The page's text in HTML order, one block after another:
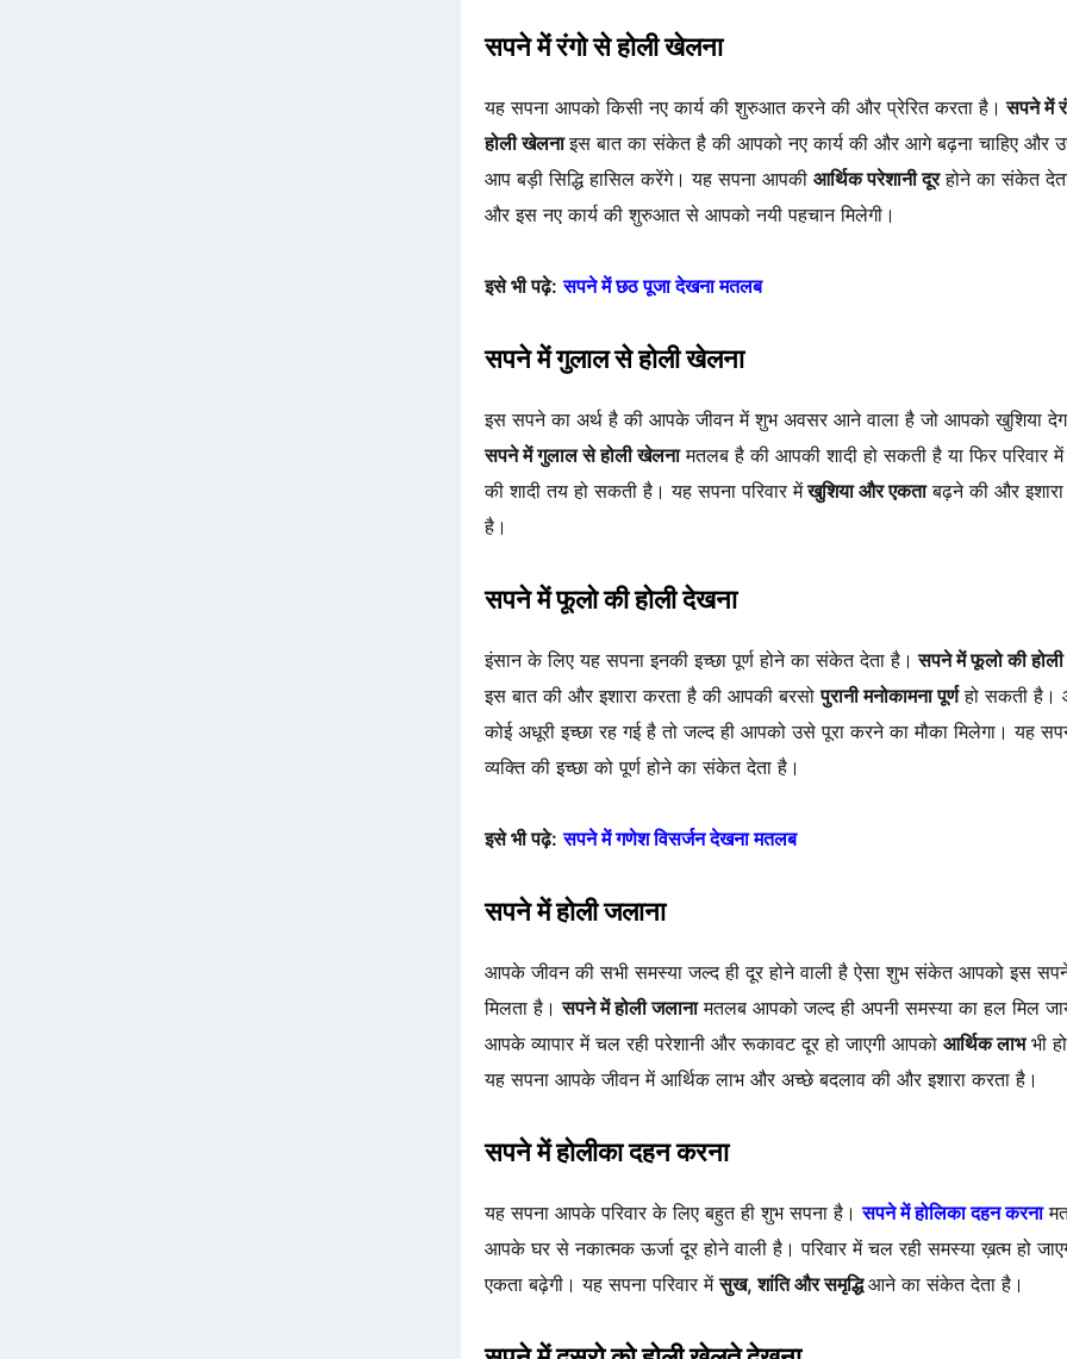
सपने में रंगो से होली खेलना
यह सपना आपको किसी नए कार्य की शुरुआत करने की और प्रेरित करता है। सपने में
होली खेलनाइस बात का संकेत है की आपको नए कार्य की और आगे बढ़ना चाहिए और
आप बड़ी सिद्धि हासिल करेंगे। यह सपना आपकी आर्थिक परेशानी दूरहोने का संकेत
और इस नए कार्य की शुरुआत से आपको नयी पहचान मिलेगी।
इसे भी पढ़े: सपने में छठ पूजा देखना मतलब
सपने में गुलाल से होली खेलना
इस सपने का अर्थ है की आपके जीवन में शुभ अवसर आने वाला है जो आपको खुशिया
सपने में गुलाल से होली खेलनामतलब है की आपकी शादी हो सकती है या फिर परिवार
की शादी तय हो सकती है। यह सपना परिवार मेंखुशिया और एकताबढ़ने की और इशारा
है।
सपने में फूलो की होली देखना
इंसान के लिए यह सपना इनकी इच्छा पूर्ण होने का संकेत देता है। सपने में फूलो की
इस बात की और इशारा करता है की आपकी बरसोपुरानी मनोकामना पूर्णहो सकती है।
कोई अधूरी इच्छा रह गई है तो जल्द ही आपको उसे पूरा करने का मौका मिलेगा। यह
व्यक्ति की इच्छा को पूर्ण होने का संकेत देता है।
इसे भी पढ़े: सपने में गणेश विसर्जन देखना मतलब
सपने में होली जलाना
आपके जीवन की सभी समस्या जल्द ही दूर होने वाली है ऐसा शुभ संकेत आपको इस
मिलता है।सपने में होली जलानामतलब आपको जल्द ही अपनी समस्या का हल मिल
आपके व्यापार में चल रही परेशानी और रूकावट दूर हो जाएगी आपको आर्थिक लाभभी
यह सपना आपके जीवन में आर्थिक लाभ और अच्छे बदलाव की और इशारा करता है।
सपने में होलीका दहन करना
यह सपना आपके परिवार के लिए बहुत ही शुभ सपना है।सपने में होलिका दहन करना
आपके घर से नकात्मक ऊर्जा दूर होने वाली है। परिवार में चल रही समस्या ख़त्म हो
एकता बढ़ेगी। यह सपना परिवार मेंसुख, शांति और समृद्धिआने का संकेत देता है।